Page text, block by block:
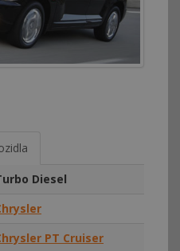
Diesel
PT Cruiser